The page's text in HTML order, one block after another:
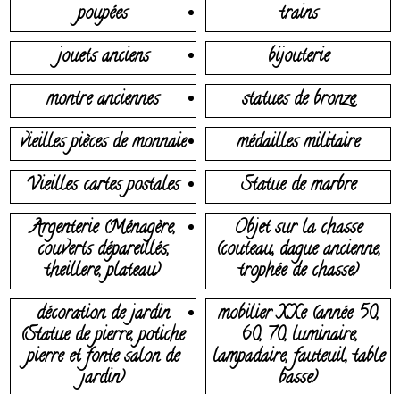
poupées
trains
jouets anciens
bijouterie
montre anciennes
statues de bronze
vieilles pièces de monnaie
médailles militaire
Vieilles cartes postales
Statue de marbre
Argenterie (Ménagère,
couverts dépareillés,
theillere, plateau)
Objet sur la chasse
(couteau, dague ancienne,
trophée de chasse)
décoration de jardin
(Statue de pierre, potiche
pierre et fonte salon de
jardin)
mobilier XXe (année 50,
60, 70, luminaire,
lampadaire, fauteuil, table
basse)